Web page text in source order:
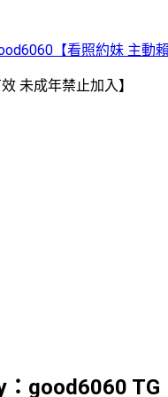
【看照約妹 主動賴
未成年禁止加入】
：good6060